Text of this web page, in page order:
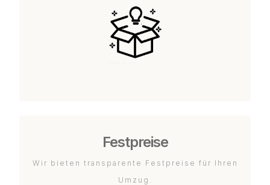
Festpreise
Wir bieten transparente Festpreise für Ihren
Umzug.